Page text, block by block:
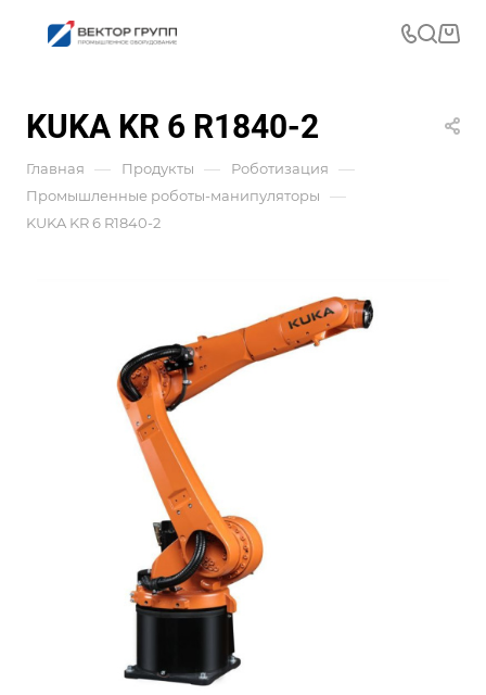
KUKA KR 6 R1840-2
Главная — Продукты — Роботизация —
Промышленные роботы-манипуляторы —
KUKA KR 6 R1840-2